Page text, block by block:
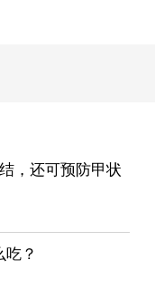
，还可预防甲状
吃？